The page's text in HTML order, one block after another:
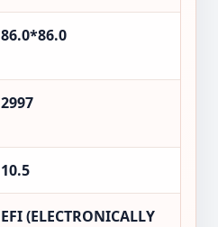
86.0*86.0
2997
10.5
EFI (ELECTRONICALLY